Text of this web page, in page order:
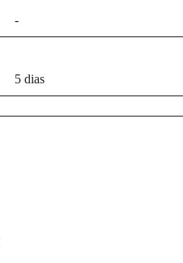
-
5 dias